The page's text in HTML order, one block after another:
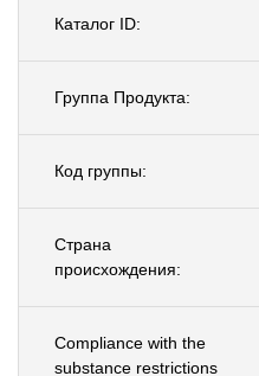
Каталог ID:
Группа Продукта:
Код группы:
Страна
происхождения:
Compliance with the
substance restrictions